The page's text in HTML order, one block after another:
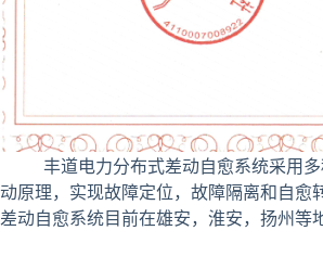
丰道电力分布式差动自愈系统采用多种
动原理，实现故障定位，故障隔离和自愈
差动自愈系统目前在雄安，淮安，扬州等